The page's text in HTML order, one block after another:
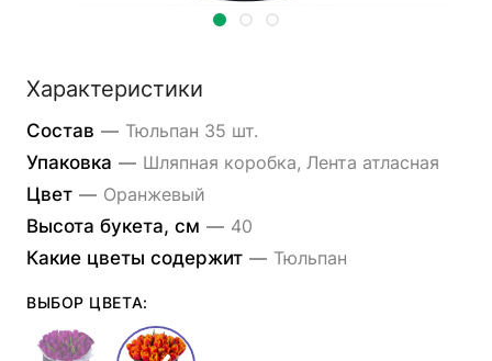
Характеристики
Состав — Тюльпан 35 шт.
Упаковка — Шляпная коробка, Лента атласная
Цвет — Оранжевый
Высота букета, см — 40
Какие цветы содержит — Тюльпан
ВЫБОР ЦВЕТА: